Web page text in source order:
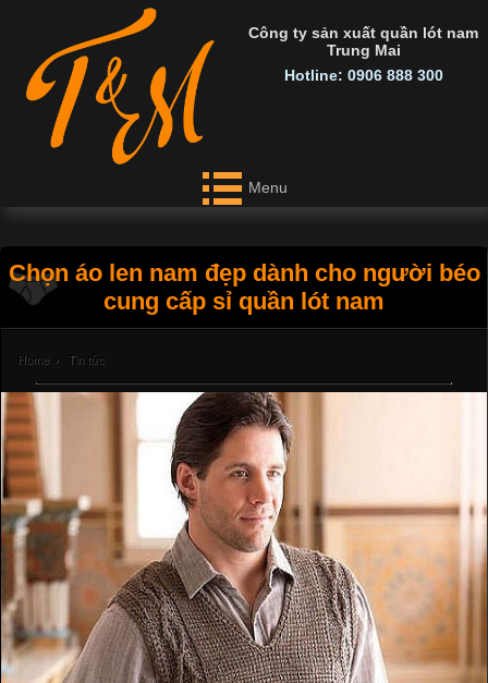
Công ty sản xuất quần lót nam
Trung Mai
Hotline: 0906 888 300
Menu
Chọn áo len nam đẹp dành cho người béo
cung cấp sỉ quần lót nam
Home › Tin tức